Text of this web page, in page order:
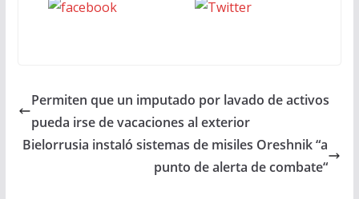
Permiten que un imputado por lavado de activos
pueda irse de vacaciones al exterior
Bielorrusia instaló sistemas de misiles Oreshnik “a
punto de alerta de combate“